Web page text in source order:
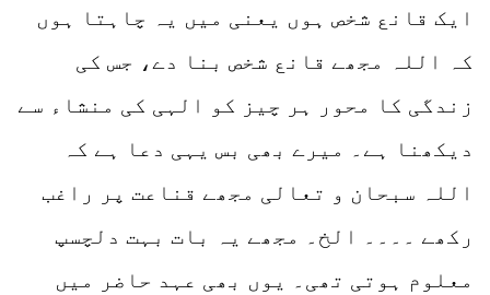
ایک قانع شخص ہوں یعنی میں یہ چاہتا ہوں
کہ اللہ مجھے قانع شخص بنا دے، جس کی
زندگی کا محور ہر چیز کو الہی کی منشاء سے
دیکھنا ہے۔ میرے بھی بس یہی دعا ہے کہ
اللہ سبحان و تعالی مجھے قناعت پر راغب
رکھے ۔۔۔۔ الخ۔ مجھے یہ بات بہت دلچسپ
معلوم ہوتی تھی۔ یوں بھی عہد حاضر میں